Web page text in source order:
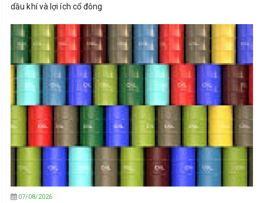
dầu khí và lợi ích cổ đông
07/08/2026